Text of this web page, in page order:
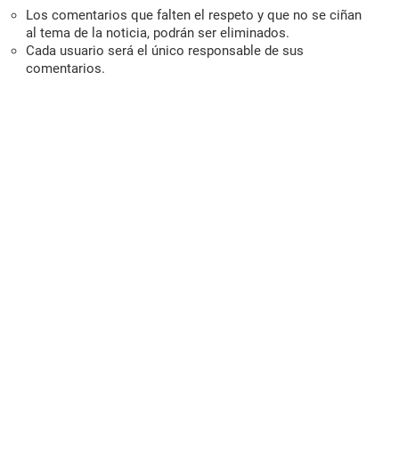
Los comentarios que falten el respeto y que no se ciñan
al tema de la noticia, podrán ser eliminados.
Cada usuario será el único responsable de sus
comentarios.